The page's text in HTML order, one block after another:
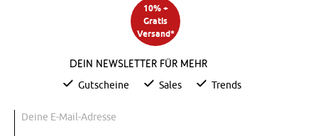
10% +
Gratis
Versand*
Dein Newsletter für mehr
Gutscheine Sales Trends
Deine E-Mail-Adresse